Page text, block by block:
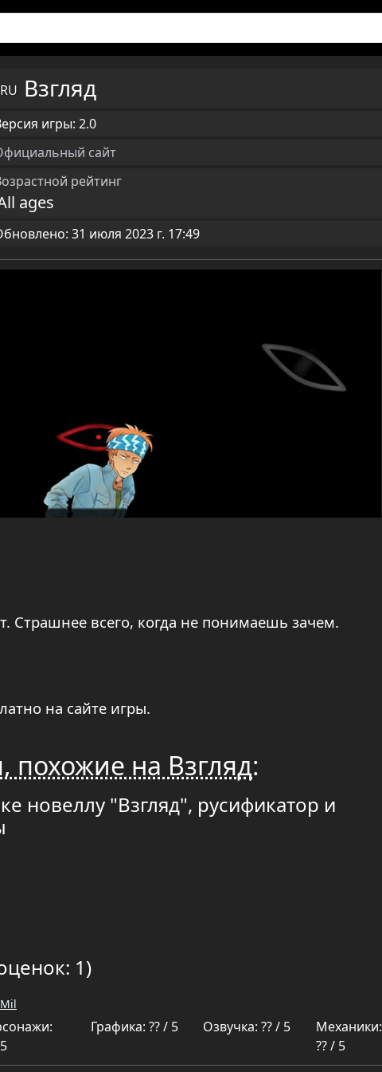
RU Взгляд
игры: 2.0
сайт
рейтинг
ages
31 июля 2023 г. 17:49
Страшнее всего, когда не понимаешь зачем.
на сайте игры.
похожие на Взгляд:
новеллу "Взгляд", русификатор и
1)
Графика: ?? / 5 Озвучка: ?? / 5
Механики:
?? / 5